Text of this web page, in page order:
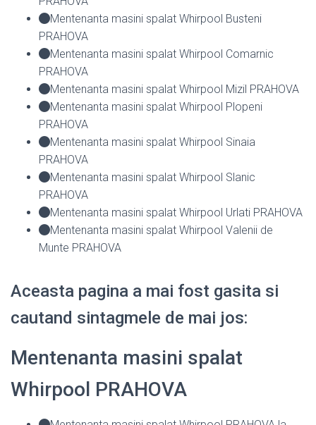
Mentenanta masini spalat Whirpool Busteni
PRAHOVA
Mentenanta masini spalat Whirpool Comarnic
PRAHOVA
Mentenanta masini spalat Whirpool Mizil PRAHOVA
Mentenanta masini spalat Whirpool Plopeni
PRAHOVA
Mentenanta masini spalat Whirpool Sinaia
PRAHOVA
Mentenanta masini spalat Whirpool Slanic
PRAHOVA
Mentenanta masini spalat Whirpool Urlati PRAHOVA
Mentenanta masini spalat Whirpool Valenii de
Munte PRAHOVA
Aceasta pagina a mai fost gasita si
cautand sintagmele de mai jos:
Mentenanta masini spalat
Whirpool PRAHOVA